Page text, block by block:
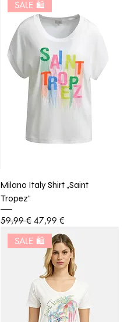
SALE 🛍️
Milano Italy Shirt „Saint
Tropez“
Standardpreis
59,99 € Sale-Preis
47,99 €
SALE 🛍️